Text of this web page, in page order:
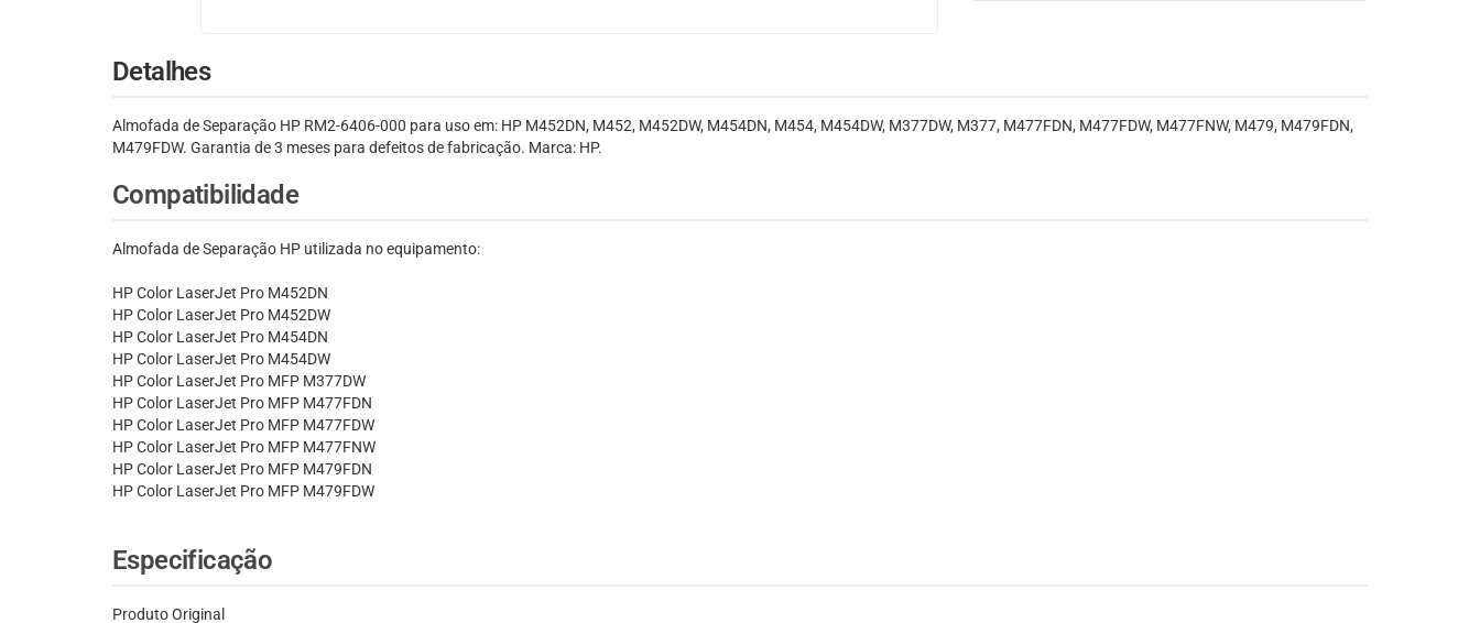
Detalhes
Almofada de Separação HP RM2-6406-000 para uso em: HP M452DN, M452, M452DW, M454DN, M454, M454DW, M377DW, M377, M477FDN, M477FDW, M477FNW, M479, M479FDN,
M479FDW. Garantia de 3 meses para defeitos de fabricação. Marca: HP.
Compatibilidade
Almofada de Separação HP utilizada no equipamento:
HP Color LaserJet Pro M452DN
HP Color LaserJet Pro M452DW
HP Color LaserJet Pro M454DN
HP Color LaserJet Pro M454DW
HP Color LaserJet Pro MFP M377DW
HP Color LaserJet Pro MFP M477FDN
HP Color LaserJet Pro MFP M477FDW
HP Color LaserJet Pro MFP M477FNW
HP Color LaserJet Pro MFP M479FDN
HP Color LaserJet Pro MFP M479FDW
Especificação
Produto Original